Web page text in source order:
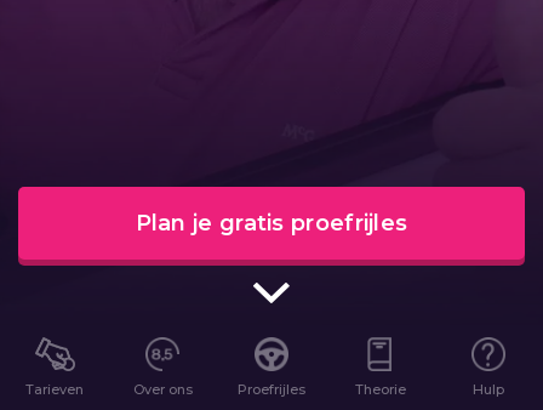
Plan je gratis proefrijles
Tarieven Over ons Proefrijles Theorie Hulp